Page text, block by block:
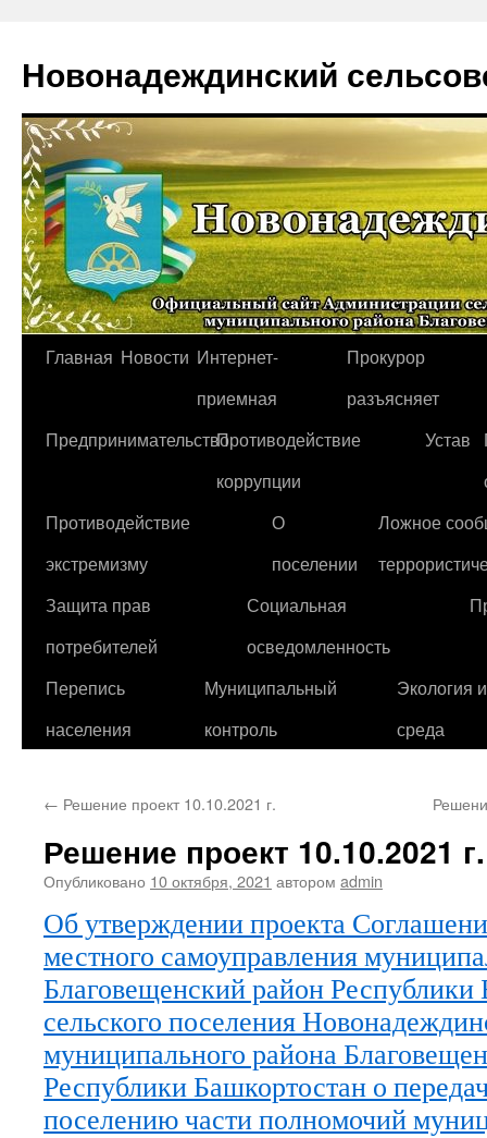
Новонадеждинский
Перейти
содержимому
Главная Новости Интернет-
приемная
Прокурор
разъясняет
ПредпринимательствоПротиводействие
коррупции
Устав
Противодействие
экстремизму
О
поселении
Ложное
Защита прав
потребителей
Социальная
осведомленность
Перепись
населения
Муниципальный
контроль
Экология
среда
← Решение проект 10.10.2021 г.
Решение проект 10.10.2021 г.
Опубликовано 10 октября, 2021 автором admin
Об утверждении проекта
местного самоуправления
Благовещенский район Республики
сельского поселения
муниципального района
Республики Башкортостан о
поселению части полномочий